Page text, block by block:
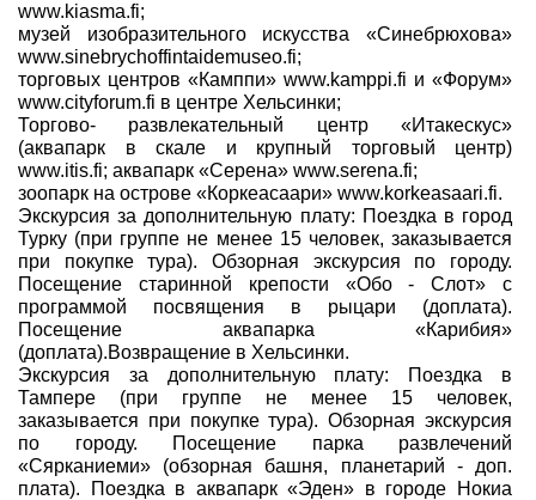
www.kiasma.fi;
музей изобразительного искусства «Синебрюхова»
www.sinebrychoffintaidemuseo.fi;
торговых центров «Камппи» www.kamppi.fi и «Форум»
www.cityforum.fi в центре Хельсинки;
Торгово- развлекательный центр «Итакескус»
(аквапарк в скале и крупный торговый центр)
www.itis.fi; аквапарк «Серена» www.serena.fi;
зоопарк на острове «Коркеасаари» www.korkeasaari.fi.
Экскурсия за дополнительную плату: Поездка в город
Турку (при группе не менее 15 человек, заказывается
при покупке тура). Обзорная экскурсия по городу.
Посещение старинной крепости «Обо - Слот» с
программой посвящения в рыцари (доплата).
Посещение аквапарка «Карибия»
(доплата).Возвращение в Хельсинки.
Экскурсия за дополнительную плату: Поездка в
Тампере (при группе не менее 15 человек,
заказывается при покупке тура). Обзорная экскурсия
по городу. Посещение парка развлечений
«Сярканиеми» (обзорная башня, планетарий - доп.
плата). Поездка в аквапарк «Эден» в городе Нокиа